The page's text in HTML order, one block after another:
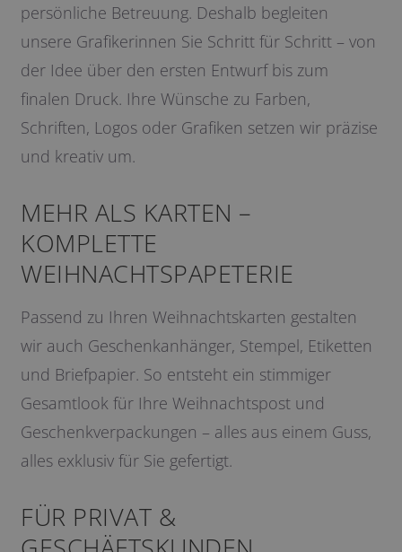
persönliche Betreuung. Deshalb begleiten
unsere Grafikerinnen Sie Schritt für Schritt – von
der Idee über den ersten Entwurf bis zum
finalen Druck. Ihre Wünsche zu Farben,
Schriften, Logos oder Grafiken setzen wir präzise
und kreativ um.
MEHR ALS KARTEN –
KOMPLETTE
WEIHNACHTSPAPETERIE
Passend zu Ihren Weihnachtskarten gestalten
wir auch Geschenkanhänger, Stempel, Etiketten
und Briefpapier. So entsteht ein stimmiger
Gesamtlook für Ihre Weihnachtspost und
Geschenkverpackungen – alles aus einem Guss,
alles exklusiv für Sie gefertigt.
FÜR PRIVAT &